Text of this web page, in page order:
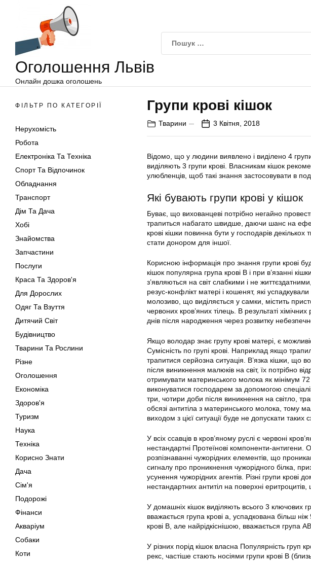
Оголошення Львів
Онлайн дошка оголошень
ФІЛЬТР ПО КАТЕГОРІЇ
Нерухомість
Робота
Електроніка Та Техніка
Спорт Та Відпочинок
Обладнання
Транспорт
Дім Та Дача
Хобі
Знайомства
Запчастини
Послуги
Краса Та Здоров'я
Для Дорослих
Одяг Та Взуття
Дитячий Світ
Будівництво
Тварини Та Рослини
Різне
Оголошення
Економіка
Здоров'я
Туризм
Наука
Техніка
Корисно Знати
Дача
Сім'я
Подорожі
Фінанси
Акваріум
Собаки
Коти
Групи крові кішок
Тварини 3 Квітня, 2018
Відомо, що у людини виявлено і виділено 4
виділяють 3 групи крові. Власникам кішок
улюбленців, щоб такі знання застосовувати в
Які бувають групи крові у кішок
Буває, що вихованцеві потрібно негайно
трапиться набагато швидше, даючи шанс на
крові кішки повинна бути у господарів
стати донором для іншої.
Корисною інформація про знання групи крові
кішок популярна група крові В і при в’язанні
з’являються на світ слабкими і не
резус-конфлікт матері і кошенят, які успадкували
молозиво, що виділяється у самки, містить
червоних кров’яних тілець. В результаті
днів після народження через розвитку
Якщо володар знає групу крові матері, є
Сумісність по групі крові. Наприклад якщо
трапитися серйозна ситуація. В’язка кішки, що
після виникнення малюків на світ, їх потрібно
отримувати материнського молока як мінімум
виконуватися господарем за допомогою
три, чотири доби після виникнення на світло,
обсязі антитіла з материнського молока, тому
виходом з цієї ситуації буде не допускати таких
У всіх ссавців в кров’яному руслі є червоні
нестандартні Протеїнові компоненти-антигени.
розпізнаванні чужорідних елементів, що
сигналу про проникнення чужорідного білка,
усунення чужорідних агентів. Різні групи крові
нестандартних антитіл на поверхні еритроцитів,
У домашніх кішок виділяють всього 3 ключових
вважається група крові а, успадкована більш
крові В, але найрідкіснішою, вважається група
У різних порід кішок власна Популярність груп
рекс, частіше стають носіями групи крові В